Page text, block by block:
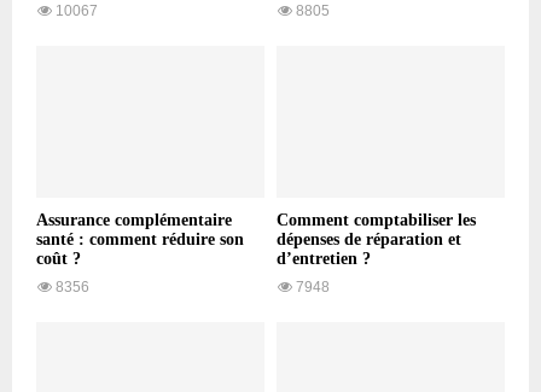
10067 8805
Assurance complémentaire
santé : comment réduire son
coût ?
8356
Comment comptabiliser les
dépenses de réparation et
d’entretien ?
7948